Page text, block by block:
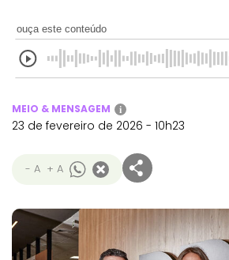
ouça este conteúdo
MEIO & MENSAGEM i
23 de fevereiro de 2026 - 10h23
- A + A